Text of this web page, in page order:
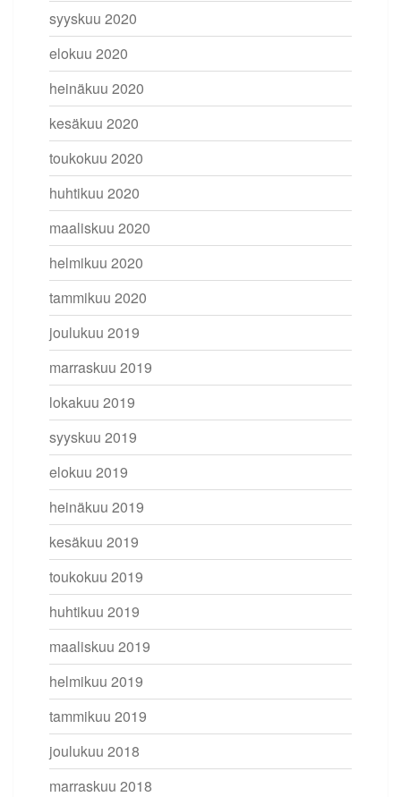
syyskuu 2020
elokuu 2020
heinäkuu 2020
kesäkuu 2020
toukokuu 2020
huhtikuu 2020
maaliskuu 2020
helmikuu 2020
tammikuu 2020
joulukuu 2019
marraskuu 2019
lokakuu 2019
syyskuu 2019
elokuu 2019
heinäkuu 2019
kesäkuu 2019
toukokuu 2019
huhtikuu 2019
maaliskuu 2019
helmikuu 2019
tammikuu 2019
joulukuu 2018
marraskuu 2018